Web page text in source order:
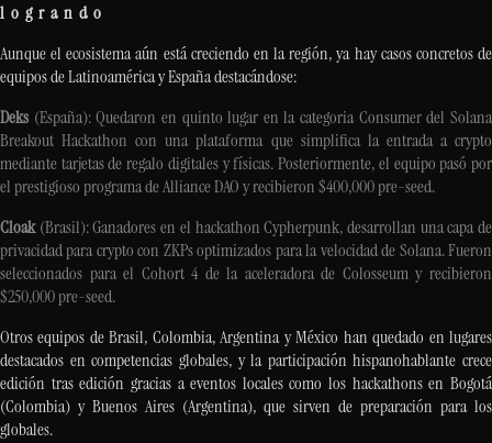
logrando
Aunque el ecosistema aún está creciendo en la región, ya hay casos concretos de
equipos de Latinoamérica y España destacándose:
Deks (España): Quedaron en quinto lugar en la categoria Consumer del Solana
Breakout Hackathon con una plataforma que simplifica la entrada a crypto
mediante tarjetas de regalo digitales y físicas. Posteriormente, el equipo pasó por
el prestigioso programa de Alliance DAO y recibieron $400,000 pre-seed.
Cloak(Brasil): Ganadores en el hackathon Cypherpunk, desarrollan una capa de
privacidad para crypto con ZKPs optimizados para la velocidad de Solana. Fueron
seleccionados para el Cohort 4 de la aceleradora de Colosseum y recibieron
$250,000 pre-seed.
Otros equipos de Brasil, Colombia, Argentina y México han quedado en lugares
destacados en competencias globales, y la participación hispanohablante crece
edición tras edición gracias a eventos locales como los hackathons en Bogotá
(Colombia) y Buenos Aires (Argentina), que sirven de preparación para los
globales.